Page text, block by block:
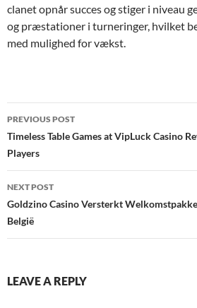
clanet opnår succes og stiger i niveau
og præstationer i turneringer, hvilket
med mulighed for vækst.
Post
navigation
PREVIOUS POST
Timeless Table Games at VipLuck Casino
Players
NEXT POST
Goldzino Casino Versterkt
België
LEAVE A REPLY